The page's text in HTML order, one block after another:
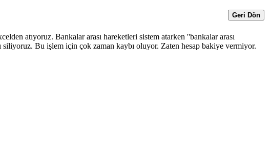
Geri Dön
atıyoruz. Bankalar arası hareketleri sistem atarken ''bankalar arası
siliyoruz. Bu işlem için çok zaman kaybı oluyor. Zaten hesap bakiye vermiyor.